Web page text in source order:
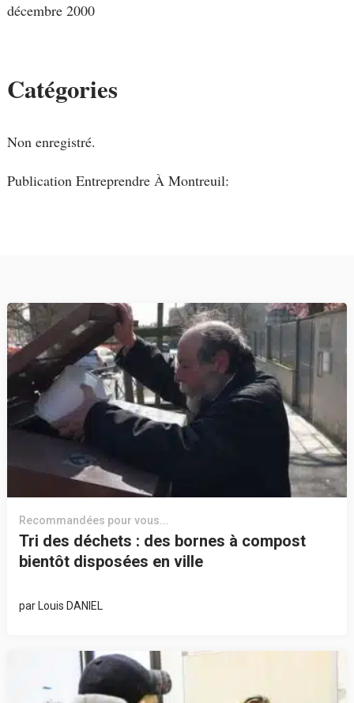
décembre 2000
Catégories
Non enregistré.
Publication Entreprendre À Montreuil:
Recommandées pour vous...
Tri des déchets : des bornes à compost
bientôt disposées en ville
par Louis DANIEL